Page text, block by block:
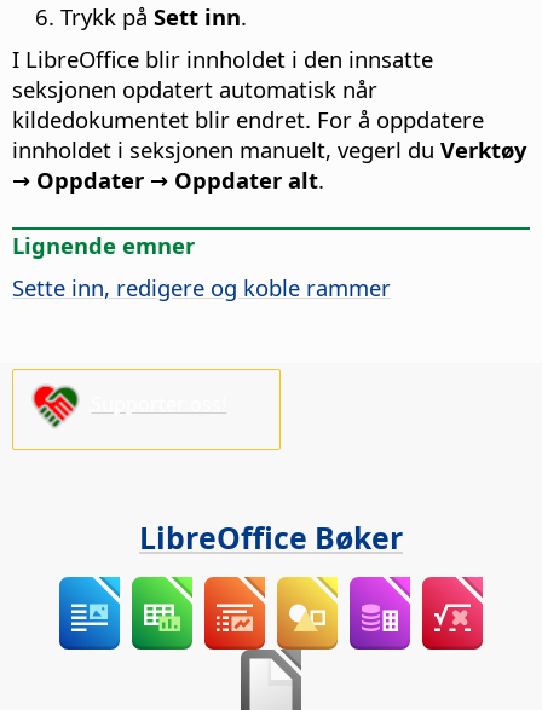
Trykk på Sett inn.
I LibreOffice blir innholdet i den innsatte
seksjonen opdatert automatisk når
kildedokumentet blir endret. For å oppdatere
innholdet i seksjonen manuelt, vegerl du Verktøy
→ Oppdater → Oppdater alt.
Lignende emner
Sette inn, redigere og koble rammer
LibreOffice Bøker